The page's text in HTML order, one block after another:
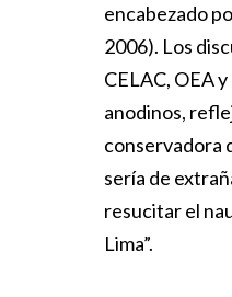
encabezado
2006). Los
CELAC, OEA
anodinos,
conservadora
sería de
resucitar el
Lima”.